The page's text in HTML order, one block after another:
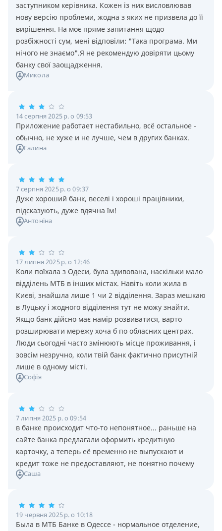
заступником керівника. Кожен із них висловлював
нову версію проблеми, жодна з яких не призвела до її
вирішення. На моє пряме запитання щодо
розбіжності сум, мені відповіли: "Така програма. Ми
нічого не знаємо".Я не рекомендую довіряти цьому
банку свої заощадження.
Микола
14 серпня 2025 р. о 09:53
Приложение работает нестабильно, всё остальное -
обычно, не хуже и не лучше, чем в других банках.
Галина
7 серпня 2025 р. о 09:37
Дуже хороший банк, веселі і хороші працівники,
підсказують, дуже вдячна їм!
Антоніна
17 липня 2025 р. о 12:46
Коли поїхала з Одеси, була здивована, наскільки мало
відділень МТБ в інших містах. Навіть коли жила в
Києві, знайшла лише 1 чи 2 відділення. Зараз мешкаю
в Луцьку і жодного відділення тут не можу знайти.
Якщо банк дійсно має намір розвиватися, варто
розширювати мережу хоча б по обласних центрах.
Люди сьогодні часто змінюють місце проживання, і
зовсім незручно, коли твій банк фактично присутній
лише в одному місті.
Софія
7 липня 2025 р. о 09:54
в банке происходит что-то непонятное... раньше на
сайте банка предлагали оформить кредитную
карточку, а теперь её временно не выпускают и
кредит тоже не предоставляют, не понятно почему
Саша
19 червня 2025 р. о 10:18
Была в МТБ Банке в Одессе - нормальное отделение,